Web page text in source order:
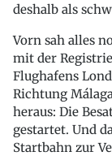
deshalb als
Vorn sah alles
mit der
Flughafens
Richtung
heraus: Die
gestartet. Und
Startbahn zur